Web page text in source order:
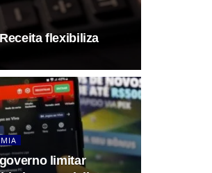
flexibiliza
limitar